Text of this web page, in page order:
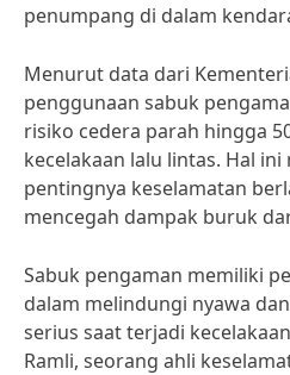
penumpang di dalam
Menurut data dari
penggunaan sabuk
risiko cedera parah hingga
kecelakaan lalu lintas. Hal
pentingnya keselamatan
mencegah dampak buruk
Sabuk pengaman memiliki
dalam melindungi nyawa
serius saat terjadi
Ramli, seorang ahli